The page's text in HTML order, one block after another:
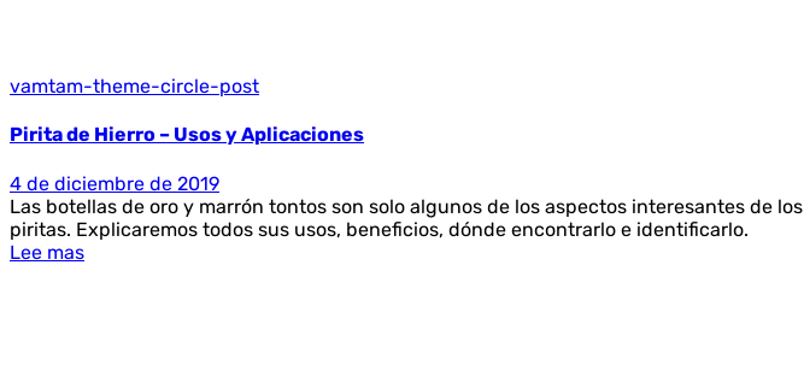
vamtam-theme-circle-post
Pirita de Hierro – Usos y Aplicaciones
4 de diciembre de 2019
Las botellas de oro y marrón tontos son solo algunos de los aspectos interesantes de los
piritas. Explicaremos todos sus usos, beneficios, dónde encontrarlo e identificarlo.
Lee mas